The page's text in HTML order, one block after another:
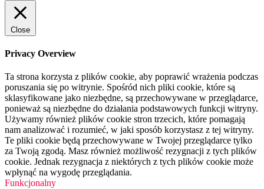
Close
Privacy Overview
Ta strona korzysta z plików cookie, aby poprawić wrażenia podczas
poruszania się po witrynie. Spośród nich pliki cookie, które są
sklasyfikowane jako niezbędne, są przechowywane w przeglądarce,
ponieważ są niezbędne do działania podstawowych funkcji witryny.
Używamy również plików cookie stron trzecich, które pomagają
nam analizować i rozumieć, w jaki sposób korzystasz z tej witryny.
Te pliki cookie będą przechowywane w Twojej przeglądarce tylko
za Twoją zgodą. Masz również możliwość rezygnacji z tych plików
cookie. Jednak rezygnacja z niektórych z tych plików cookie może
wpłynąć na wygodę przeglądania.
Funkcjonalny